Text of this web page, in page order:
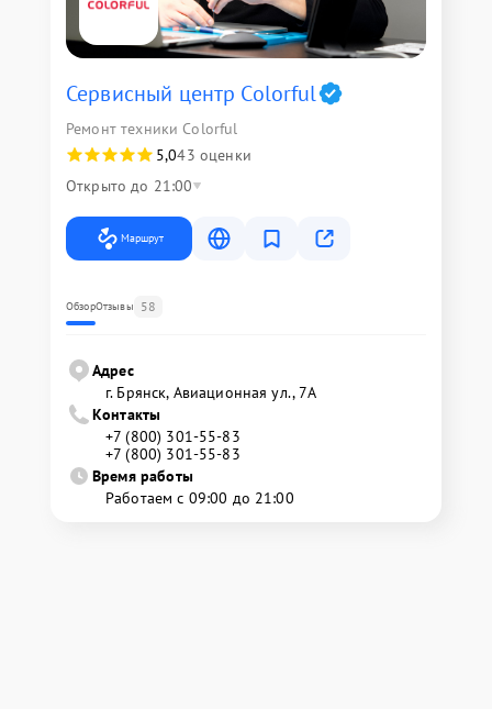
Сервисный центр Colorful
Ремонт техники Colorful
5,043 оценки
Открыто до 21:00
Маршрут
ОбзорОтзывы 58
Адрес
г. Брянск, Авиационная ул., 7А
Контакты
+7 (800) 301-55-83
+7 (800) 301-55-83
Время работы
Работаем с 09:00 до 21:00